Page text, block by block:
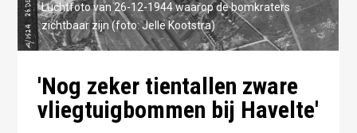
Luchtfoto van 26-12-1944 waarop de bomkraters
zichtbaar zijn (foto: Jelle Kootstra)
'Nog zeker tientallen zware
vliegtuigbommen bij Havelte'